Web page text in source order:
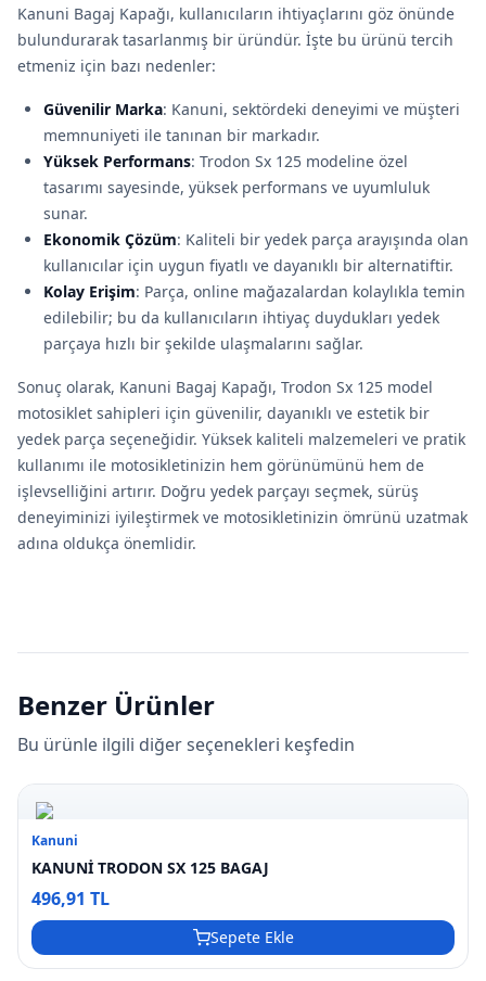
Kanuni Bagaj Kapağı, kullanıcıların ihtiyaçlarını göz önünde
bulundurarak tasarlanmış bir üründür. İşte bu ürünü tercih
etmeniz için bazı nedenler:
Güvenilir Marka: Kanuni, sektördeki deneyimi ve müşteri
memnuniyeti ile tanınan bir markadır.
Yüksek Performans: Trodon Sx 125 modeline özel
tasarımı sayesinde, yüksek performans ve uyumluluk
sunar.
Ekonomik Çözüm: Kaliteli bir yedek parça arayışında olan
kullanıcılar için uygun fiyatlı ve dayanıklı bir alternatiftir.
Kolay Erişim: Parça, online mağazalardan kolaylıkla temin
edilebilir; bu da kullanıcıların ihtiyaç duydukları yedek
parçaya hızlı bir şekilde ulaşmalarını sağlar.
Sonuç olarak, Kanuni Bagaj Kapağı, Trodon Sx 125 model
motosiklet sahipleri için güvenilir, dayanıklı ve estetik bir
yedek parça seçeneğidir. Yüksek kaliteli malzemeleri ve pratik
kullanımı ile motosikletinizin hem görünümünü hem de
işlevselliğini artırır. Doğru yedek parçayı seçmek, sürüş
deneyiminizi iyileştirmek ve motosikletinizin ömrünü uzatmak
adına oldukça önemlidir.
Benzer Ürünler
Bu ürünle ilgili diğer seçenekleri keşfedin
Kanuni
KANUNİ TRODON SX 125 BAGAJ
496,91 TL
Sepete Ekle